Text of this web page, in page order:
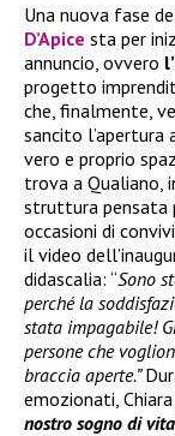
Una nuova fase
D’Apice sta per
annuncio, ovvero
progetto
che, finalmente,
sancito
vero e proprio
trova a Qualiano,
struttura pensata
occasioni di
il video
didascalia: “Sono
perché la
stata impagabile!
persone che
braccia aperte.”
emozionati,
nostro sogno di